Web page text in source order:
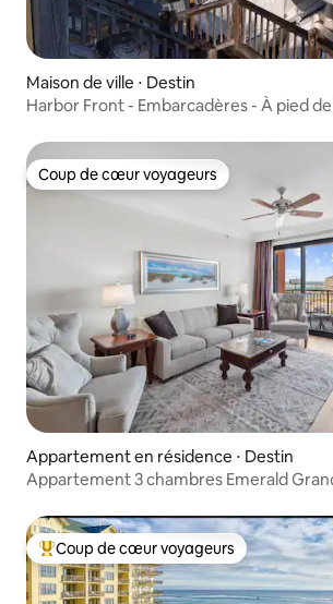
Maison de ville ⋅ Destin
Harbor Front - Embarcadères - À pied
Coup de cœur voyageurs
Coup de cœur voyageurs
Appartement en résidence ⋅ Destin
Appartement 3 chambres Emerald
Coups de cœur voyageurs les plus
Coup de cœur voyageurs